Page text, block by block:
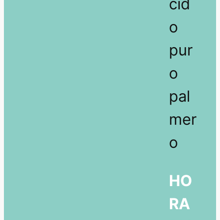
cid
o
pur
o
pal
mer
o
HO
RA